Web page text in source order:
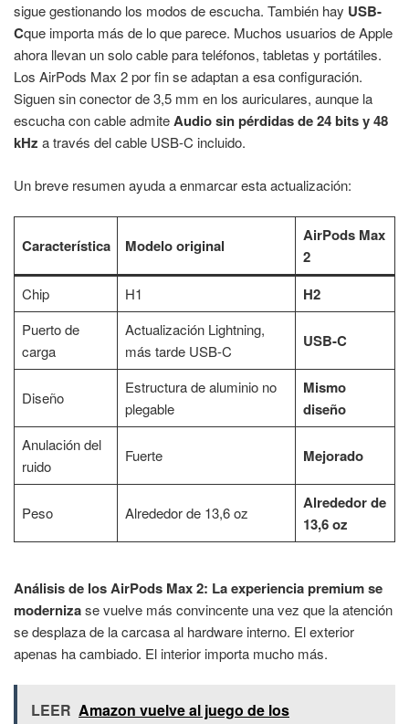
sigue gestionando los modos de escucha. También hay USB-
Cque importa más de lo que parece. Muchos usuarios de Apple
ahora llevan un solo cable para teléfonos, tabletas y portátiles.
Los AirPods Max 2 por fin se adaptan a esa configuración.
Siguen sin conector de 3,5 mm en los auriculares, aunque la
escucha con cable admiteAudio sin pérdidas de 24 bits y 48
kHz a través del cable USB-C incluido.
Un breve resumen ayuda a enmarcar esta actualización:
Característica Modelo original
AirPods Max
2
Chip H1 H2
Puerto de
carga
Actualización Lightning,
más tarde USB-C
USB-C
Diseño
Estructura de aluminio no
plegable
Mismo
diseño
Anulación del
ruido
Fuerte Mejorado
Peso Alrededor de 13,6 oz
Alrededor de
13,6 oz
Análisis de los AirPods Max 2: La experiencia premium se
modernizase vuelve más convincente una vez que la atención
se desplaza de la carcasa al hardware interno. El exterior
apenas ha cambiado. El interior importa mucho más.
LEER Amazon vuelve al juego de los